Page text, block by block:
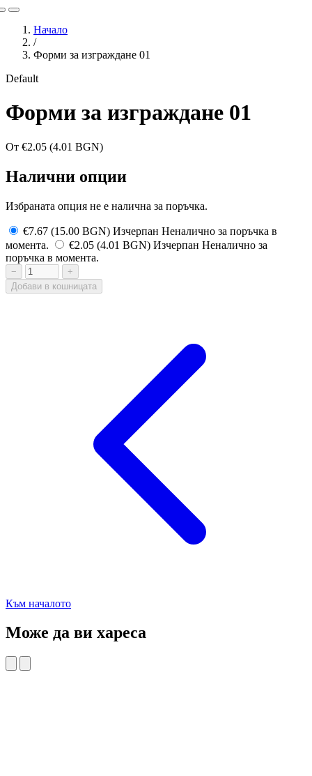
Начало
/
Форми за изграждане 01
Default
Форми за изграждане 01
От €2.05 (4.01 BGN)
Налични опции
Избраната опция не е налична за поръчка.
€7.67 (15.00 BGN) Изчерпан Неналично за поръчка в
момента.
€2.05 (4.01 BGN) Изчерпан Неналично за
поръчка в момента.
−
+
Добави в кошницата
Към началото
Може да ви хареса